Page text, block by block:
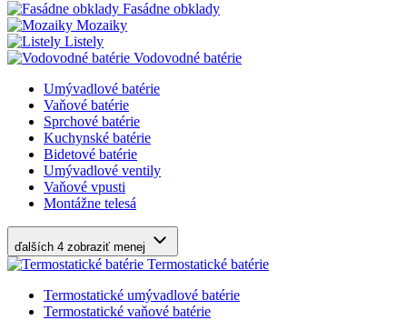
Fasádne obklady
Mozaiky
Listely
Vodovodné batérie
Umývadlové batérie
Vaňové batérie
Sprchové batérie
Kuchynské batérie
Bidetové batérie
Umývadlové ventily
Vaňové vpusti
Montážne telesá
ďalších 4 zobraziť menej
Termostatické batérie
Termostatické umývadlové batérie
Termostatické vaňové batérie